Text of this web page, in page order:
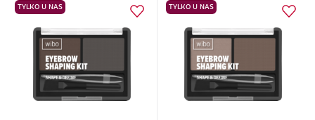
TYLKO U NAS TYLKO U NAS